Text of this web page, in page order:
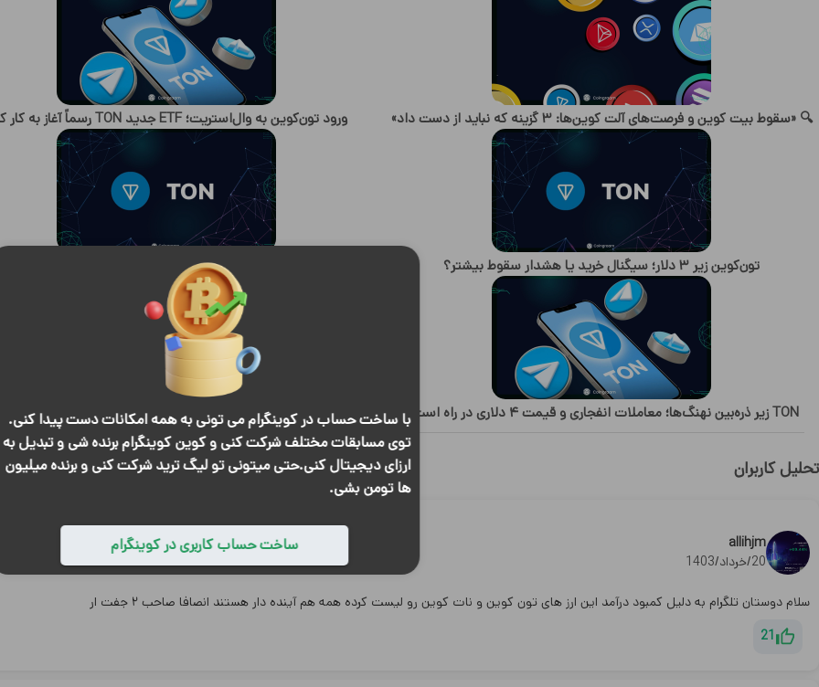
با ساخت حساب در کوینگرام می تونی به همه امکانات دست پیدا کنی.
توی مسابقات مختلف شرکت کنی و کوین کوینگرام برنده شی و تبدیل به
ارزای دیجیتال کنی.حتی میتونی تو لیگ ترید شرکت کنی و برنده میلیون
ها تومن بشی.
ساخت حساب کاربری در کوینگرام
🔍 «سقوط بیت کوین و فرصت‌های آلت کوین‌ها: ۳ گزینه که نباید از دست داد» ورود تون‌کوین به وال‌استریت؛ ETF جدید TON رسماً آغاز به کار کرد!
تون‌کوین زیر ۳ دلار؛ سیگنال خرید یا هشدار سقوط بیشتر؟ تون‌کوین می‌تازد؛ رشد چشمگیر در روزهای قرمز بازار ارز دیجیتال
TON زیر ذره‌بین نهنگ‌ها؛ معاملات انفجاری و قیمت ۴ دلاری در راه است؟
تحلیل کاربران تحلیل خود را
allihjm
20/خرداد/1403
سلام دوستان تلگرام به دلیل کمبود درآمد این ارز های تون کوین و نات کوین رو لیست کرده همه هم آینده دار هستند انصافا صاحب ۲ جفت ار
21